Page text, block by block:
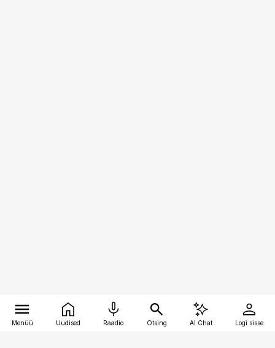
Menüü Uudised Raadio Otsing AI Chat Logi sisse